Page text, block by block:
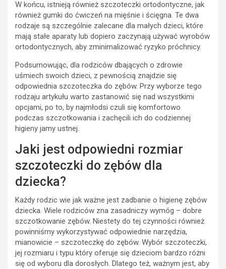
W końcu, istnieją również szczoteczki ortodontyczne, jak
również gumki do ćwiczeń na mięśnie i ścięgna. Te dwa
rodzaje są szczególnie zalecane dla małych dzieci, które
mają stałe aparaty lub dopiero zaczynają używać wyrobów
ortodontycznych, aby zminimalizować ryzyko próchnicy.
Podsumowując, dla rodziców dbających o zdrowie
uśmiech swoich dzieci, z pewnością znajdzie się
odpowiednia szczoteczka do zębów. Przy wyborze tego
rodzaju artykułu warto zastanowić się nad wszystkimi
opcjami, po to, by najmłodsi czuli się komfortowo
podczas szczotkowania i zachęcili ich do codziennej
higieny jamy ustnej.
Jaki jest odpowiedni rozmiar
szczoteczki do zębów dla
dziecka?
Każdy rodzic wie jak ważne jest zadbanie o higienę zębów
dziecka. Wiele rodziców zna zasadniczy wymóg – dobre
szczotkowanie zębów. Niestety do tej czynności również
powinniśmy wykorzystywać odpowiednie narzędzia,
mianowicie – szczoteczkę do zębów. Wybór szczoteczki,
jej rozmiaru i typu który oferuje się dzieciom bardzo różni
się od wyboru dla dorosłych. Dlatego też, ważnym jest, aby